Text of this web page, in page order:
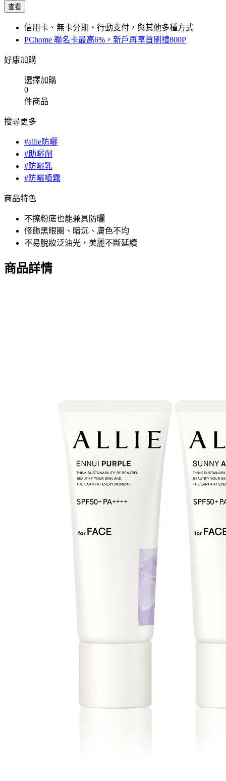
查看
信用卡、無卡分期、行動支付，與其他多種方式
PChome 聯名卡最高6%，新戶再享首刷禮800P
好康加購
選擇加購
0
件商品
搜尋更多
#allie防曬
#助曬劑
#防曬乳
#防曬噴霧
商品特色
不擦粉底也能兼具防曬
修飾黑眼圈、暗沉、膚色不均
不易脫妝泛油光，美麗不斷延續
商品詳情